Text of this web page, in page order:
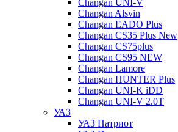
Changan UNI-V
Changan Alsvin
Changan EADO Plus
Changan CS35 Plus New
Changan CS75plus
Changan CS95 NEW
Changan Lamore
Changan HUNTER Plus
Changan UNI-K iDD
Changan UNI-V 2.0T
УАЗ
УАЗ Патриот